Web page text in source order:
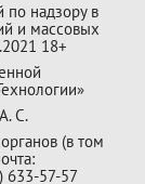
по надзору в
и массовых
18+
С.
(в том
633-57-57